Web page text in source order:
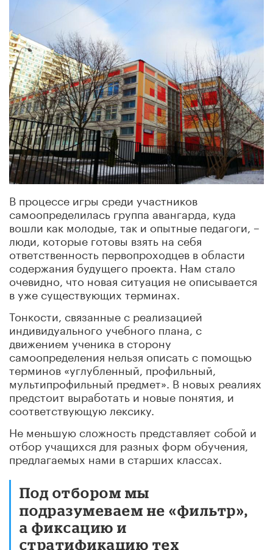
В процессе игры среди участников
самоопределилась группа авангарда, куда
вошли как молодые, так и опытные педагоги, –
люди, которые готовы взять на себя
ответственность первопроходцев в области
содержания будущего проекта. Нам стало
очевидно, что новая ситуация не описывается
в уже существующих терминах.
Тонкости, связанные с реализацией
индивидуального учебного плана, с
движением ученика в сторону
самоопределения нельзя описать с помощью
терминов «углубленный, профильный,
мультипрофильный предмет». В новых реалиях
предстоит выработать и новые понятия, и
соответствующую лексику.
Не меньшую сложность представляет собой и
отбор учащихся для разных форм обучения,
предлагаемых нами в старших классах.
Под отбором мы
подразумеваем не «фильтр»,
а фиксацию и
стратификацию тех